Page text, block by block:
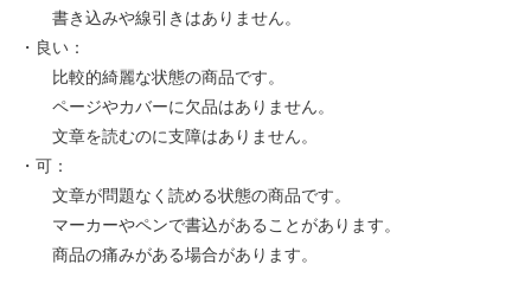
書き込みや線引きはありません。
・良い：
比較的綺麗な状態の商品です。
ページやカバーに欠品はありません。
文章を読むのに支障はありません。
・可：
文章が問題なく読める状態の商品です。
マーカーやペンで書込があることがあります。
商品の痛みがある場合があります。